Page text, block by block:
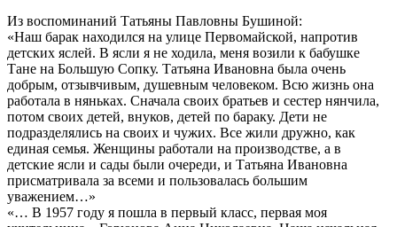
Из воспоминаний Татьяны Павловны Бушиной:
«Наш барак находился на улице Первомайской, напротив
детских яслей. В ясли я не ходила, меня возили к бабушке
Тане на Большую Сопку. Татьяна Ивановна была очень
добрым, отзывчивым, душевным человеком. Всю жизнь она
работала в няньках. Сначала своих братьев и сестер нянчила,
потом своих детей, внуков, детей по бараку. Дети не
подразделялись на своих и чужих. Все жили дружно, как
единая семья. Женщины работали на производстве, а в
детские ясли и сады были очереди, и Татьяна Ивановна
присматривала за всеми и пользовалась большим
уважением…»
«… В 1957 году я пошла в первый класс, первая моя